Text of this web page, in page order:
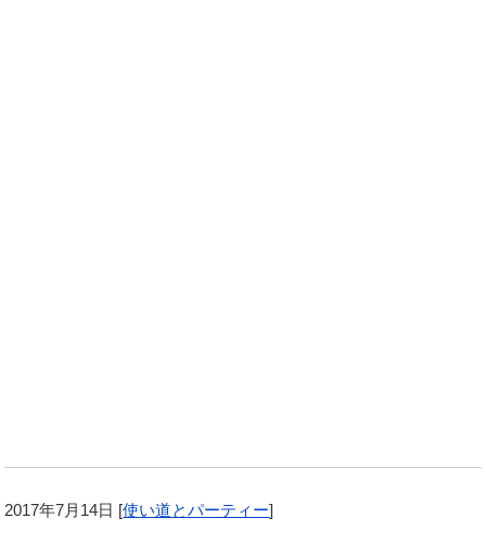
2017年7月14日 [使い道とパーティー]